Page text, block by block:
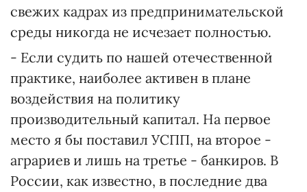
свежих кадрах из предпринимательской
среды никогда не исчезает полностью.
- Если судить по нашей отечественной
практике, наиболее активен в плане
воздействия на политику
производительный капитал. На первое
место я бы поставил УСПП, на второе -
аграриев и лишь на третье - банкиров. В
России, как известно, в последние два